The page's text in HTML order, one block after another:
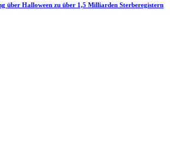
über Halloween zu über 1,5 Milliarden Sterberegistern